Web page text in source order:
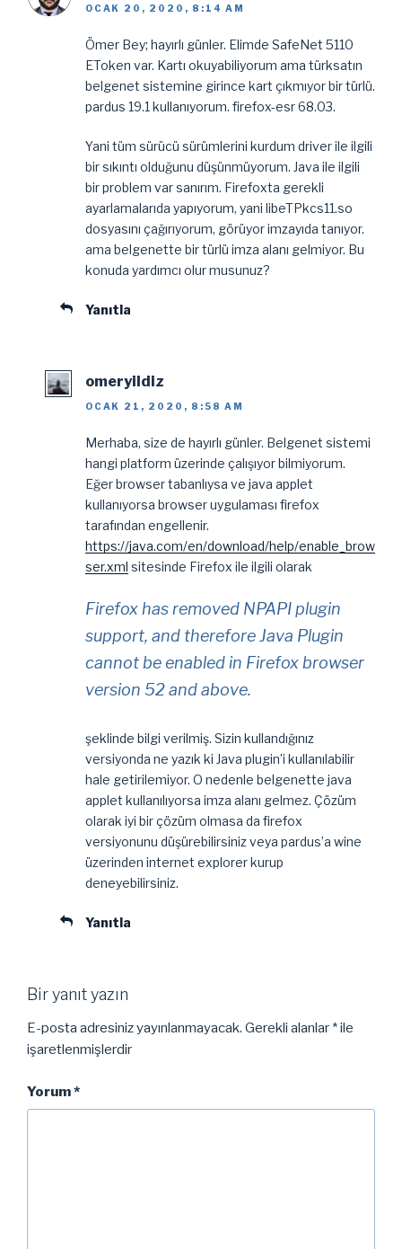
OCAK 20, 2020, 8:14 AM
Ömer Bey; hayırlı günler. Elimde SafeNet 5110
EToken var. Kartı okuyabiliyorum ama türksatın
belgenet sistemine girince kart çıkmıyor bir türlü.
pardus 19.1 kullanıyorum. firefox-esr 68.03.
Yani tüm sürücü sürümlerini kurdum driver ile ilgili
bir sıkıntı olduğunu düşünmüyorum. Java ile ilgili
bir problem var sanırım. Firefoxta gerekli
ayarlamalarıda yapıyorum, yani libeTPkcs11.so
dosyasını çağırıyorum, görüyor imzayıda tanıyor.
ama belgenette bir türlü imza alanı gelmiyor. Bu
konuda yardımcı olur musunuz?
Yanıtla
omeryildiz
OCAK 21, 2020, 8:58 AM
Merhaba, size de hayırlı günler. Belgenet sistemi
hangi platform üzerinde çalışıyor bilmiyorum.
Eğer browser tabanlıysa ve java applet
kullanıyorsa browser uygulaması firefox
tarafından engellenir.
https://java.com/en/download/help/enable_brow
ser.xml sitesinde Firefox ile ilgili olarak
Firefox has removed NPAPI plugin
support, and therefore Java Plugin
cannot be enabled in Firefox browser
version 52 and above.
şeklinde bilgi verilmiş. Sizin kullandığınız
versiyonda ne yazık ki Java plugin’i kullanılabilir
hale getirilemiyor. O nedenle belgenette java
applet kullanılıyorsa imza alanı gelmez. Çözüm
olarak iyi bir çözüm olmasa da firefox
versiyonunu düşürebilirsiniz veya pardus’a wine
üzerinden internet explorer kurup
deneyebilirsiniz.
Yanıtla
Bir yanıt yazın
E-posta adresiniz yayınlanmayacak. Gerekli alanlar *ile
işaretlenmişlerdir
Yorum*